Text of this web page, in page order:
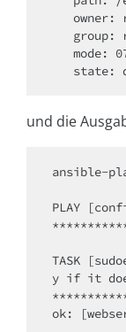
und die
ansible-
PLAY
TASK
y if it